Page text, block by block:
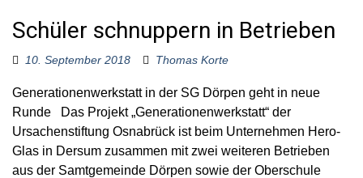
Schüler schnuppern in Betrieben
10. September 2018 Thomas Korte
Generationenwerkstatt in der SG Dörpen geht in neue
Runde Das Projekt „Generationenwerkstatt“ der
Ursachenstiftung Osnabrück ist beim Unternehmen Hero-
Glas in Dersum zusammen mit zwei weiteren Betrieben
aus der Samtgemeinde Dörpen sowie der Oberschule